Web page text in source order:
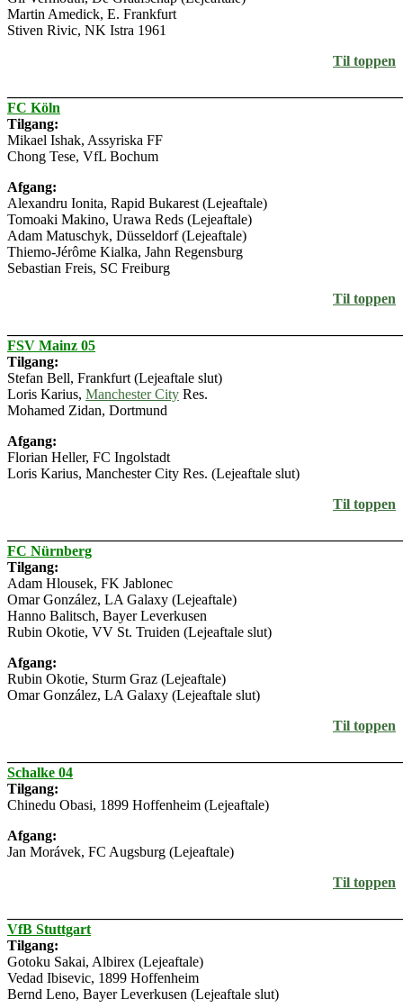
Martin Amedick, E. Frankfurt
Stiven Rivic, NK Istra 1961
Til toppen
FC Köln
Tilgang:
Mikael Ishak, Assyriska FF
Chong Tese, VfL Bochum
Afgang:
Alexandru Ionita, Rapid Bukarest (Lejeaftale)
Tomoaki Makino, Urawa Reds (Lejeaftale)
Adam Matuschyk, Düsseldorf (Lejeaftale)
Thiemo-Jérôme Kialka, Jahn Regensburg
Sebastian Freis, SC Freiburg
Til toppen
FSV Mainz 05
Tilgang:
Stefan Bell, Frankfurt (Lejeaftale slut)
Loris Karius, Manchester City Res.
Mohamed Zidan, Dortmund
Afgang:
Florian Heller, FC Ingolstadt
Loris Karius, Manchester City Res. (Lejeaftale slut)
Til toppen
FC Nürnberg
Tilgang:
Adam Hlousek, FK Jablonec
Omar González, LA Galaxy (Lejeaftale)
Hanno Balitsch, Bayer Leverkusen
Rubin Okotie, VV St. Truiden (Lejeaftale slut)
Afgang:
Rubin Okotie, Sturm Graz (Lejeaftale)
Omar González, LA Galaxy (Lejeaftale slut)
Til toppen
Schalke 04
Tilgang:
Chinedu Obasi, 1899 Hoffenheim (Lejeaftale)
Afgang:
Jan Morávek, FC Augsburg (Lejeaftale)
Til toppen
VfB Stuttgart
Tilgang:
Gotoku Sakai, Albirex (Lejeaftale)
Vedad Ibisevic, 1899 Hoffenheim
Bernd Leno, Bayer Leverkusen (Lejeaftale slut)